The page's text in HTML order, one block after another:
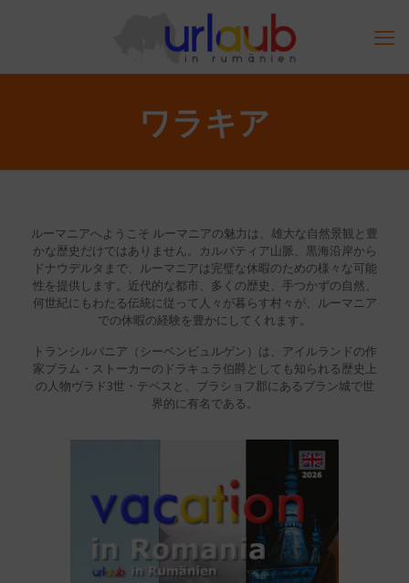
ワラキア
ルーマニアへようこそ ルーマニアの魅力は、雄大な自然景観と豊
かな歴史だけではありません。カルパティア山脈、黒海沿岸から
ドナウデルタまで、ルーマニアは完璧な休暇のための様々な可能
性を提供します。近代的な都市、多くの歴史、手つかずの自然、
何世紀にもわたる伝統に従って人々が暮らす村々が、ルーマニア
での休暇の経験を豊かにしてくれます。
トランシルバニア（シーベンビュルゲン）は、アイルランドの作
家ブラム・ストーカーのドラキュラ伯爵としても知られる歴史上
の人物ヴラド3世・テペスと、ブラショフ郡にあるブラン城で世
界的に有名である。